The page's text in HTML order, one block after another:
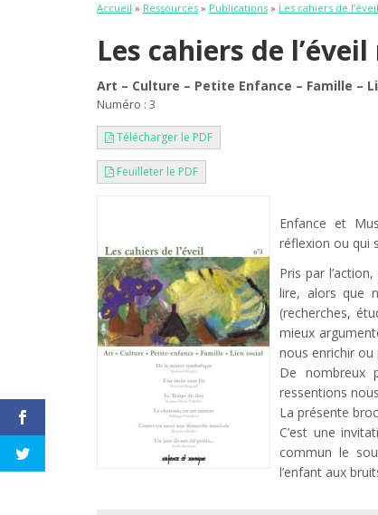
Accueil » Ressources » Publications » Les cahiers de l’éveil
Les cahiers de l’éveil
Art – Culture – Petite Enfance – Famille –
Numéro : 3
Télécharger le PDF
Feuilleter le PDF
Enfance et
réflexion ou qui
Pris par
lire, alors que
(recherches,
mieux
nous enrichir ou
De nombreux
ressentions
La présente
C’est une
commun le
l’enfant aux